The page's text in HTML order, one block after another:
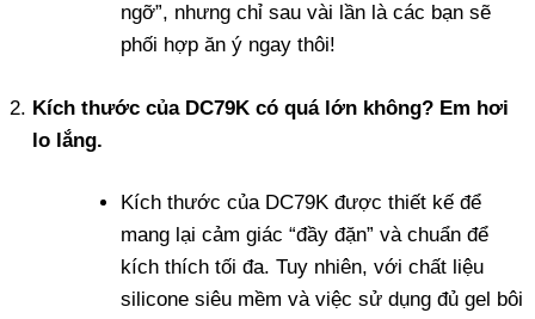
ngỡ”, nhưng chỉ sau vài lần là các bạn sẽ
phối hợp ăn ý ngay thôi!
Kích thước của DC79K có quá lớn không? Em hơi
lo lắng.
Kích thước của DC79K được thiết kế để
mang lại cảm giác “đầy đặn” và chuẩn để
kích thích tối đa. Tuy nhiên, với chất liệu
silicone siêu mềm và việc sử dụng đủ gel bôi